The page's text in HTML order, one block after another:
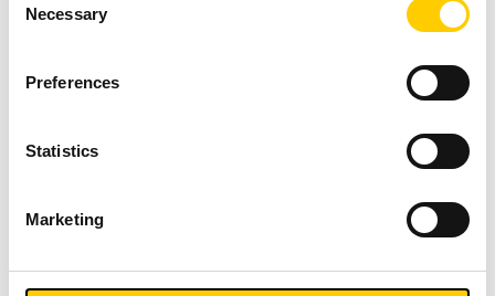
Selection
Necessary
Preferences
Statistics
Marketing
Myjnia torowa
Tramwaje, wagony
wymagają regularnej
konserwacji. Dzięki
każdego wagonu,